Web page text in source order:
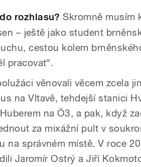
rozhlasu? Skromně musím
– ještě jako student
cestou kolem
pracovat“.
věnovali věcem zcela
na Vltavě, tehdejší stanici
na Ö3, a pak, když
za mixážní pult v
na správném místě. V roce
Jaromír Ostrý a Jiří